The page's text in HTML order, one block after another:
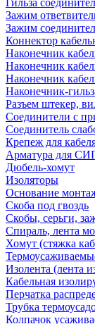
Гильза
Зажим
Зажим
Коннектор
Наконечник
Наконечник
Наконечник
Наконечник-
Разъем штекер,
Соединители с
Соединитель
Крепеж для
Арматура для
Дюбель-хомут
Изоляторы
Основание
Скоба под гвоздь
Скобы, серьги,
Спираль, лента
Хомут (стяжка
Изолента (лента
Кабельная
Перчатка
Трубка
Колпачок